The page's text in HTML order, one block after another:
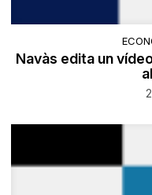
Navàs edita un